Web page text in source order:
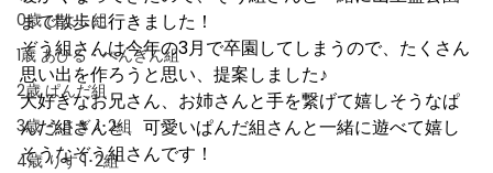
0歳 ひよこ組
1歳 あひる・ぺんぎん組
2歳 ぱんだ組
3歳 うさぎ 1･2組
4歳 りす 1･2組
まで散歩に行きました！
ぞう組さんは今年の3月で卒園してしまうので、たくさん
思い出を作ろうと思い、提案しました♪
大好きなお兄さん、お姉さんと手を繋げて嬉しそうなぱ
んだ組さんと、可愛いぱんだ組さんと一緒に遊べて嬉し
そうなぞう組さんです！